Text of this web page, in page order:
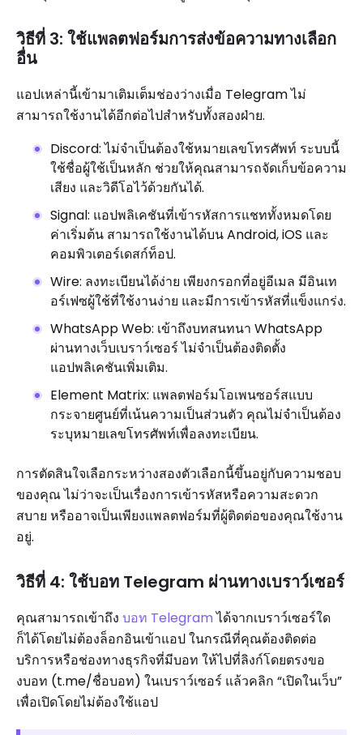
วิธีที่ 3: ใช้แพลตฟอร์มการส่งข้อความทางเลือก
อื่น
แอปเหล่านี้เข้ามาเติมเต็มช่องว่างเมื่อ Telegram ไม่
สามารถใช้งานได้อีกต่อไปสำหรับทั้งสองฝ่าย.
Discord: ไม่จำเป็นต้องใช้หมายเลขโทรศัพท์ ระบบนี้
ใช้ชื่อผู้ใช้เป็นหลัก ช่วยให้คุณสามารถจัดเก็บข้อความ
เสียง และวิดีโอไว้ด้วยกันได้.
Signal: แอปพลิเคชันที่เข้ารหัสการแชททั้งหมดโดย
ค่าเริ่มต้น สามารถใช้งานได้บน Android, iOS และ
คอมพิวเตอร์เดสก์ท็อป.
Wire: ลงทะเบียนได้ง่าย เพียงกรอกที่อยู่อีเมล มีอินเท
อร์เฟซผู้ใช้ที่ใช้งานง่าย และมีการเข้ารหัสที่แข็งแกร่ง.
WhatsApp Web: เข้าถึงบทสนทนา WhatsApp
ผ่านทางเว็บเบราว์เซอร์ ไม่จำเป็นต้องติดตั้ง
แอปพลิเคชันเพิ่มเติม.
Element Matrix: แพลตฟอร์มโอเพนซอร์สแบบ
กระจายศูนย์ที่เน้นความเป็นส่วนตัว คุณไม่จำเป็นต้อง
ระบุหมายเลขโทรศัพท์เพื่อลงทะเบียน.
การตัดสินใจเลือกระหว่างสองตัวเลือกนี้ขึ้นอยู่กับความชอบ
ของคุณ ไม่ว่าจะเป็นเรื่องการเข้ารหัสหรือความสะดวก
สบาย หรืออาจเป็นเพียงแพลตฟอร์มที่ผู้ติดต่อของคุณใช้งาน
อยู่.
วิธีที่ 4: ใช้บอท Telegram ผ่านทางเบราว์เซอร์
คุณสามารถเข้าถึง บอท Telegramได้จากเบราว์เซอร์ใด
ก็ได้โดยไม่ต้องล็อกอินเข้าแอป ในกรณีที่คุณต้องติดต่อ
บริการหรือช่องทางธุรกิจที่มีบอท ให้ไปที่ลิงก์โดยตรงขอ
งบอท (t.me/ชื่อบอท) ในเบราว์เซอร์ แล้วคลิก “เปิดในเว็บ”
เพื่อเปิดโดยไม่ต้องใช้แอป